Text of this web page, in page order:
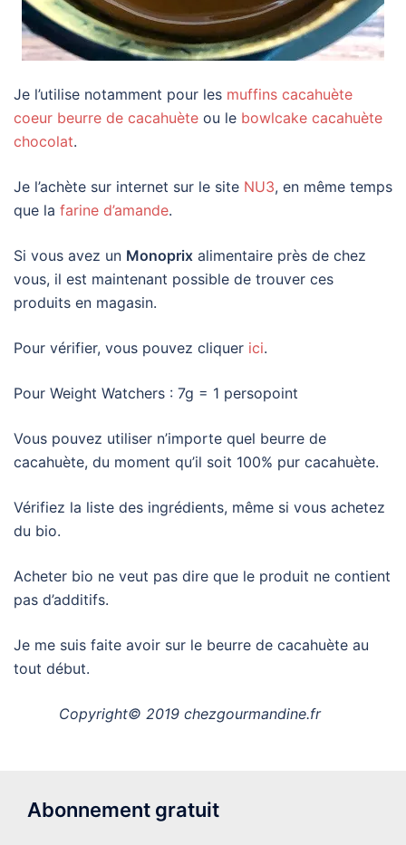
Je l’utilise notamment pour les muffins cacahuète
coeur beurre de cacahuète ou le bowlcake cacahuète
chocolat.
Je l’achète sur internet sur le site NU3, en même temps
que la farine d’amande.
Si vous avez un Monoprix alimentaire près de chez
vous, il est maintenant possible de trouver ces
produits en magasin.
Pour vérifier, vous pouvez cliquer ici.
Pour Weight Watchers : 7g = 1 persopoint
Vous pouvez utiliser n’importe quel beurre de
cacahuète, du moment qu’il soit 100% pur cacahuète.
Vérifiez la liste des ingrédients, même si vous achetez
du bio.
Acheter bio ne veut pas dire que le produit ne contient
pas d’additifs.
Je me suis faite avoir sur le beurre de cacahuète au
tout début.
Copyright© 2019 chezgourmandine.fr
Abonnement gratuit